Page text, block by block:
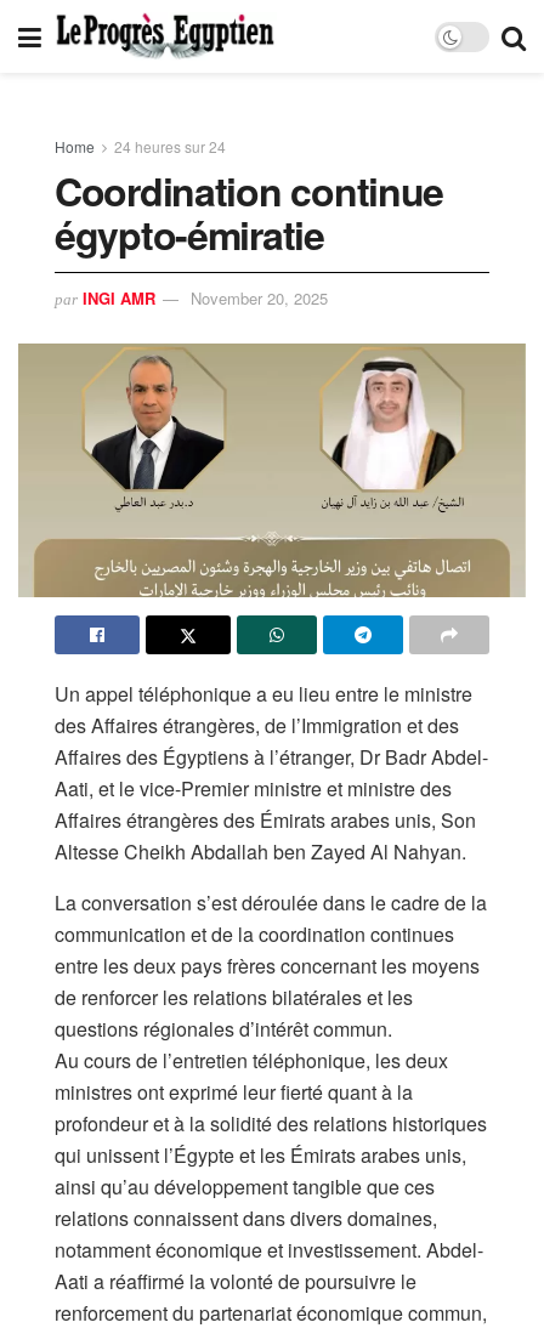
Home 24 heures sur 24
Coordination continue
égypto-émiratie
par INGI AMR November 20, 2025
Un appel téléphonique a eu lieu entre le ministre
des Affaires étrangères, de l’Immigration et des
Affaires des Égyptiens à l’étranger, Dr Badr Abdel-
Aati, et le vice-Premier ministre et ministre des
Affaires étrangères des Émirats arabes unis, Son
Altesse Cheikh Abdallah ben Zayed Al Nahyan.
La conversation s’est déroulée dans le cadre de la
communication et de la coordination continues
entre les deux pays frères concernant les moyens
de renforcer les relations bilatérales et les
questions régionales d’intérêt commun.
Au cours de l’entretien téléphonique, les deux
ministres ont exprimé leur fierté quant à la
profondeur et à la solidité des relations historiques
qui unissent l’Égypte et les Émirats arabes unis,
ainsi qu’au développement tangible que ces
relations connaissent dans divers domaines,
notamment économique et investissement. Abdel-
Aati a réaffirmé la volonté de poursuivre le
renforcement du partenariat économique commun,